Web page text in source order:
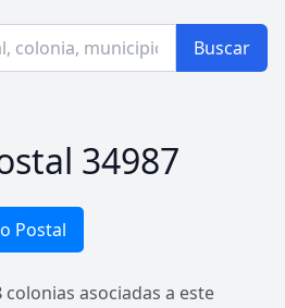
Buscar
34987
Postal
colonias asociadas a este